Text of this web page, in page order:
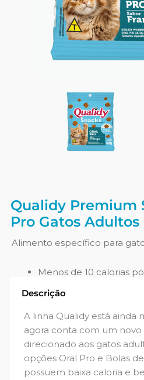
Qualidy Premium
Pro Gatos Adultos
Alimento específico para
Menos de 10 calorias
Descrição
A linha Qualidy está ainda
agora conta com um
direcionado aos gatos
opções Oral Pro e Bolas
possuem baixa caloria e